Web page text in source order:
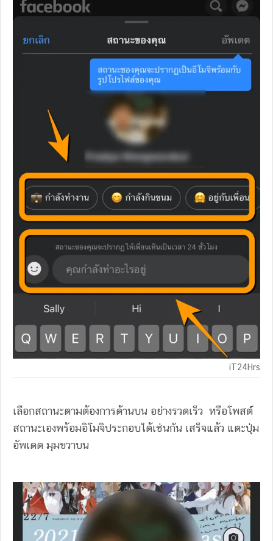
iT24Hrs
เลือกสถานะตามต้องการด้านบน อย่างรวดเร็ว หรือโพสต์
สถานะเองพร้อมอิโมจิประกอบได้เช่นกัน เสร็จแล้ว แตะปุ่ม
อัพเดต มุมขวาบน